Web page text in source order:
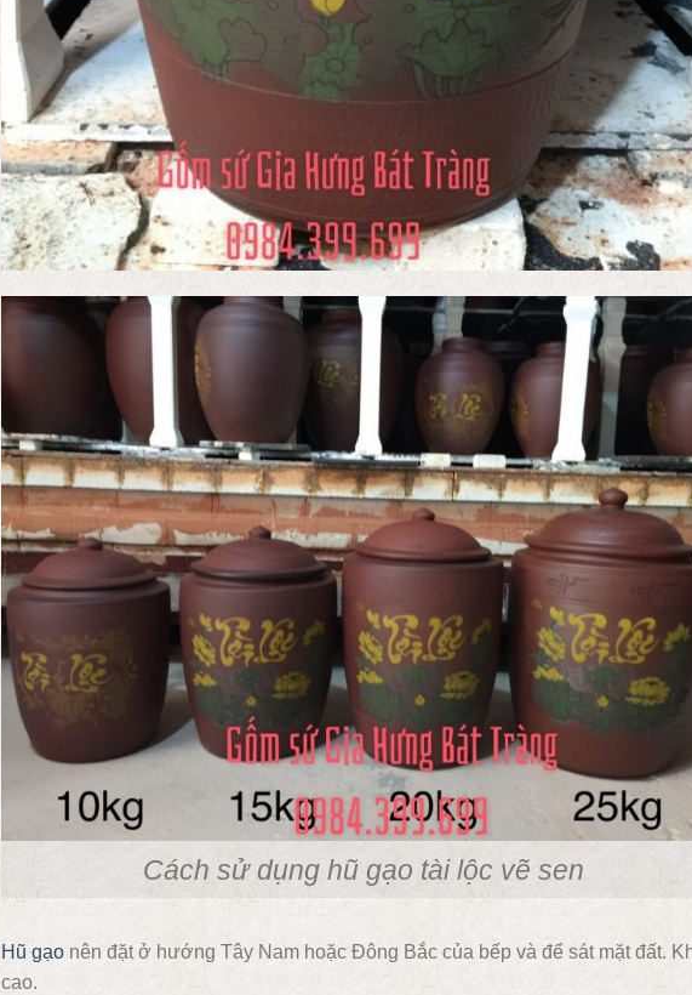
Cách sử dụng hũ gạo tài lộc vẽ sen
Hũ gạonên đặt ở hướng Tây Nam hoặc Đông Bắc của bếp và để sát mặt đất.
cao.